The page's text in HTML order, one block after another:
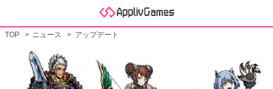
TOP ニュース アップデート